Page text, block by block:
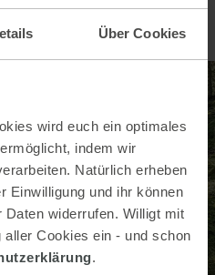
Über Cookies
wird euch ein optimales
indem wir
Natürlich erheben
Einwilligung und ihr können
Daten widerrufen. Willigt mit
Cookies ein - und schon
.